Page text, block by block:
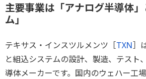
主要事業は「アナログ半導体
ム」
テキサス・インスツルメンツ［TXN］
と組込システムの設計、製造、テスト
導体メーカーです。国内のウェハー工